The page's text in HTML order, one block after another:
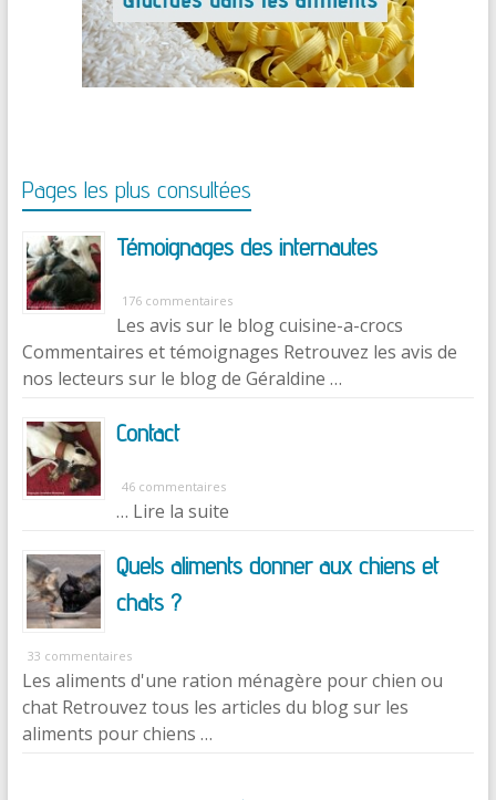
Pages les plus consultées
Témoignages des internautes
176 commentaires
Les avis sur le blog cuisine-a-crocs
Commentaires et témoignages Retrouvez les avis de
nos lecteurs sur le blog de Géraldine …
Contact
46 commentaires
… Lire la suite
Quels aliments donner aux chiens et
chats ?
33 commentaires
Les aliments d'une ration ménagère pour chien ou
chat Retrouvez tous les articles du blog sur les
aliments pour chiens …